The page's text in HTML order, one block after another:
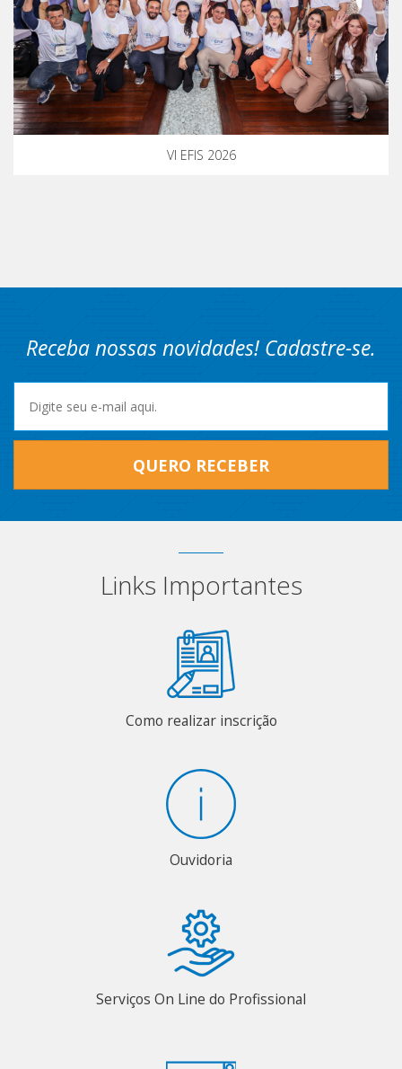
VI EFIS 2026
Receba nossas novidades! Cadastre-se.
QUERO RECEBER
Links Importantes
Como realizar inscrição
Ouvidoria
Serviços On Line do Profissional